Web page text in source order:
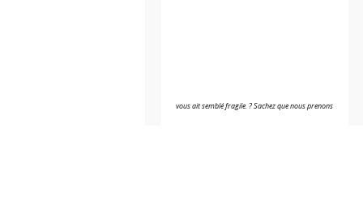
vous ait semblé fragile. ? Sachez que nous prenons